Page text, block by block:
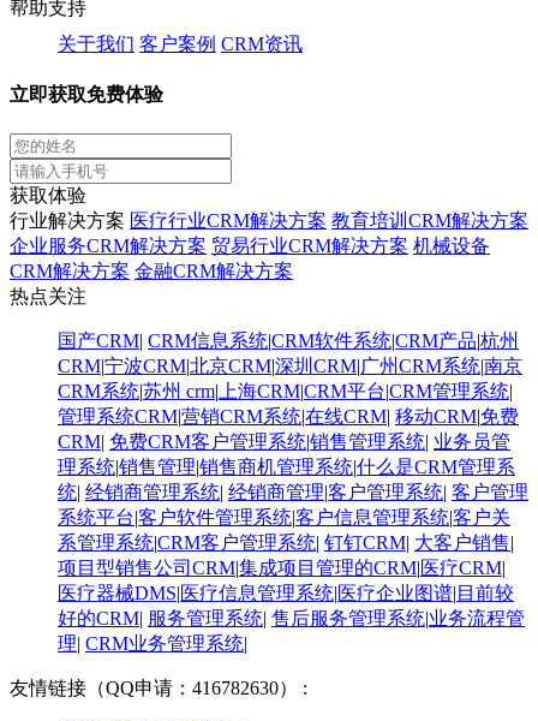
帮助支持
关于我们 客户案例 CRM资讯
立即获取免费体验
获取体验
行业解决方案 医疗行业CRM解决方案 教育培训CRM解决方案
企业服务CRM解决方案 贸易行业CRM解决方案 机械设备
CRM解决方案 金融CRM解决方案
热点关注
国产CRM| CRM信息系统|CRM软件系统|CRM产品|杭州
CRM|宁波CRM|北京CRM|深圳CRM|广州CRM系统|南京
CRM系统|苏州 crm| 上海CRM|CRM平台|CRM管理系统|
管理系统CRM|营销CRM系统|在线CRM| 移动CRM|免费
CRM| 免费CRM客户管理系统|销售管理系统| 业务员管
理系统|销售管理|销售商机管理系统|什么是CRM管理系
统| 经销商管理系统| 经销商管理|客户管理系统| 客户管理
系统平台|客户软件管理系统|客户信息管理系统|客户关
系管理系统|CRM客户管理系统| 钉钉CRM| 大客户销售|
项目型销售公司CRM|集成项目管理的CRM|医疗CRM|
医疗器械DMS|医疗信息管理系统|医疗企业图谱| ​目前较
好的CRM| 服务管理系统| 售后服务管理系统|业务流程管
理| CRM业务管理系统|
友情链接（QQ申请：416782630） :